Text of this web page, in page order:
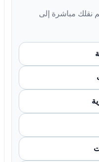
نقلك مباشرة إلى